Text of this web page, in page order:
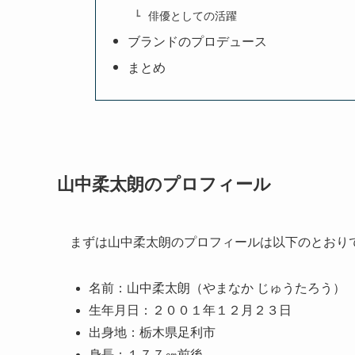
俳優としての活躍
ブランドのプロデュース
まとめ
山中柔太朗のプロフィール
まずは山中柔太朗のプロフィールは以下のとおり
名前：山中柔太朗（やまなか じゅうたろう）
生年月日：２００１年１２月２３日
出身地：栃木県足利市